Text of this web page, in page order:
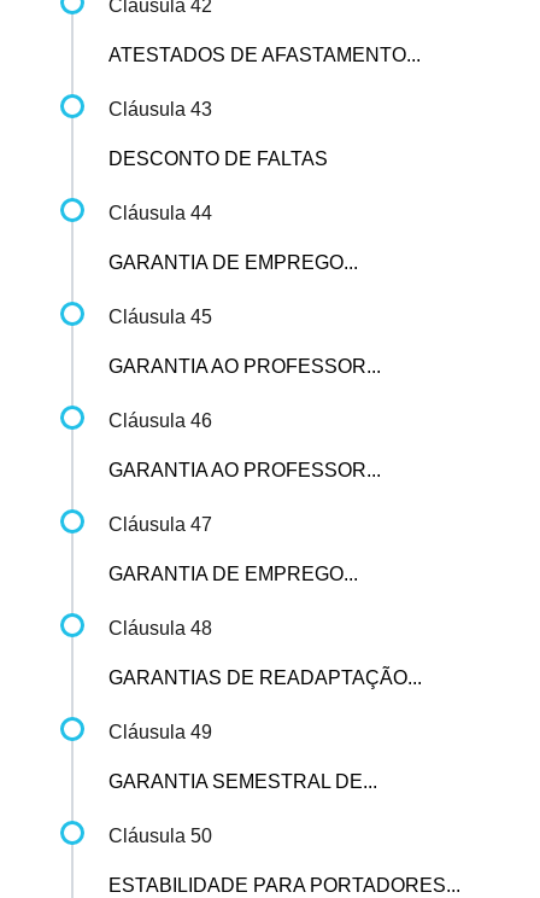
Cláusula 42
ATESTADOS DE AFASTAMENTO...
Cláusula 43
DESCONTO DE FALTAS
Cláusula 44
GARANTIA DE EMPREGO...
Cláusula 45
GARANTIA AO PROFESSOR...
Cláusula 46
GARANTIA AO PROFESSOR...
Cláusula 47
GARANTIA DE EMPREGO...
Cláusula 48
GARANTIAS DE READAPTAÇÃO...
Cláusula 49
GARANTIA SEMESTRAL DE...
Cláusula 50
ESTABILIDADE PARA PORTADORES...